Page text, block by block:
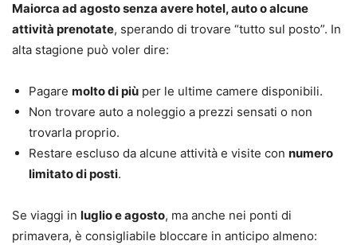
Maiorca ad agosto senza avere hotel, auto o alcune
attività prenotate, sperando di trovare “tutto sul posto”. In
alta stagione può voler dire:
Pagare molto di più per le ultime camere disponibili.
Non trovare auto a noleggio a prezzi sensati o non
trovarla proprio.
Restare escluso da alcune attività e visite con numero
limitato di posti.
Se viaggi in luglio e agosto, ma anche nei ponti di
primavera, è consigliabile bloccare in anticipo almeno: